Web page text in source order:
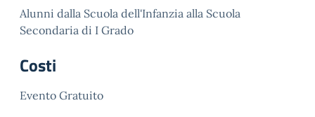
Alunni dalla Scuola dell'Infanzia alla Scuola
Secondaria di I Grado
Costi
Evento Gratuito